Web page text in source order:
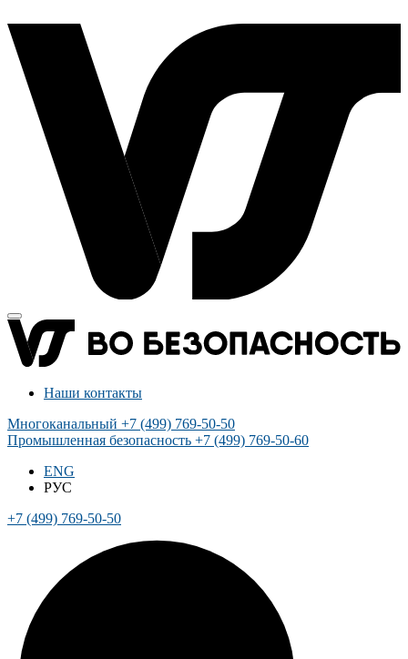
Наши контакты
Многоканальный +7 (499) 769-50-50
Промышленная безопасность +7 (499) 769-50-60
ENG
РУС
+7 (499) 769-50-50